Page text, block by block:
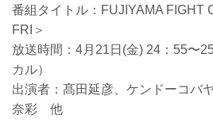
番組タイトル：FUJIYAMA FIGHT
FRI＞
放送時間：4月21日(金) 24：55〜
カル）
出演者：髙田延彦、ケンドーコバ
奈彩 他